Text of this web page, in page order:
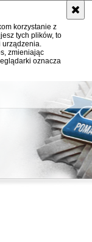
korzystanie z
tych plików, to
urządzenia.
zmieniając
oznacza